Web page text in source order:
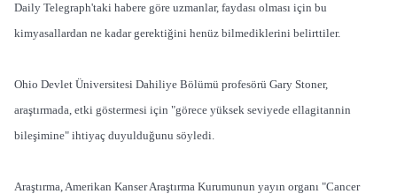
Daily Telegraph'taki habere göre uzmanlar, faydası olması için bu
kimyasallardan ne kadar gerektiğini henüz bilmediklerini belirttiler.
Ohio Devlet Üniversitesi Dahiliye Bölümü profesörü Gary Stoner,
araştırmada, etki göstermesi için "görece yüksek seviyede ellagitannin
bileşimine" ihtiyaç duyulduğunu söyledi.
Araştırma, Amerikan Kanser Araştırma Kurumunun yayın organı "Cancer